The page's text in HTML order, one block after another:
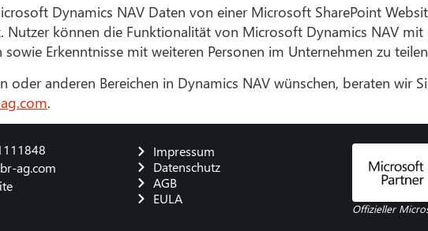
Dynamics NAV Daten von einer Microsoft SharePoint
können die Funktionalität von Microsoft Dynamics NAV
Erkenntnisse mit weiteren Personen im Unternehmen zu
anderen Bereichen in Dynamics NAV wünschen, beraten wir
.
ag.com
Impressum
Datenschutz
AGB
EULA
Offizieller